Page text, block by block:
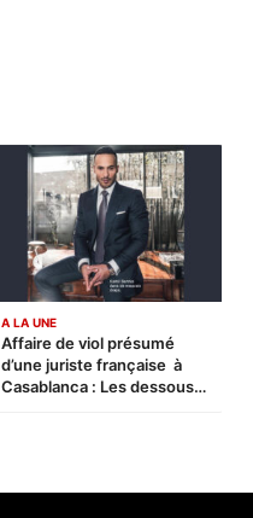
A LA UNE
Affaire de viol présumé
d’une juriste française à
Casablanca : Les dessous